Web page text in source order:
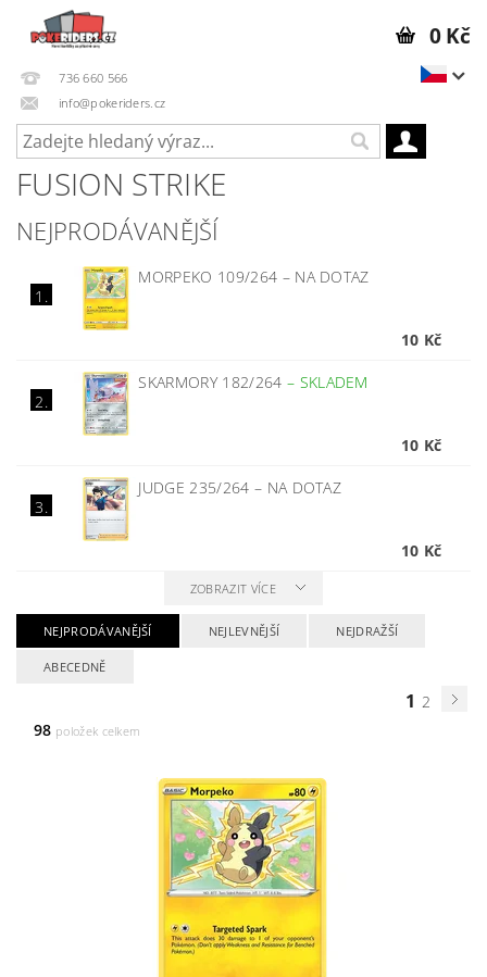
736 660 566
info@pokeriders.cz
0 Kč
FUSION STRIKE
NEJPRODÁVANĚJŠÍ
1.
MORPEKO 109/264 – NA DOTAZ
10 Kč
2.
SKARMORY 182/264 – SKLADEM
10 Kč
3.
JUDGE 235/264 – NA DOTAZ
10 Kč
ZOBRAZIT VÍCE
NEJPRODÁVANĚJŠÍ NEJLEVNĚJŠÍ NEJDRAŽŠÍ
ABECEDNĚ
1 2
98 položek celkem